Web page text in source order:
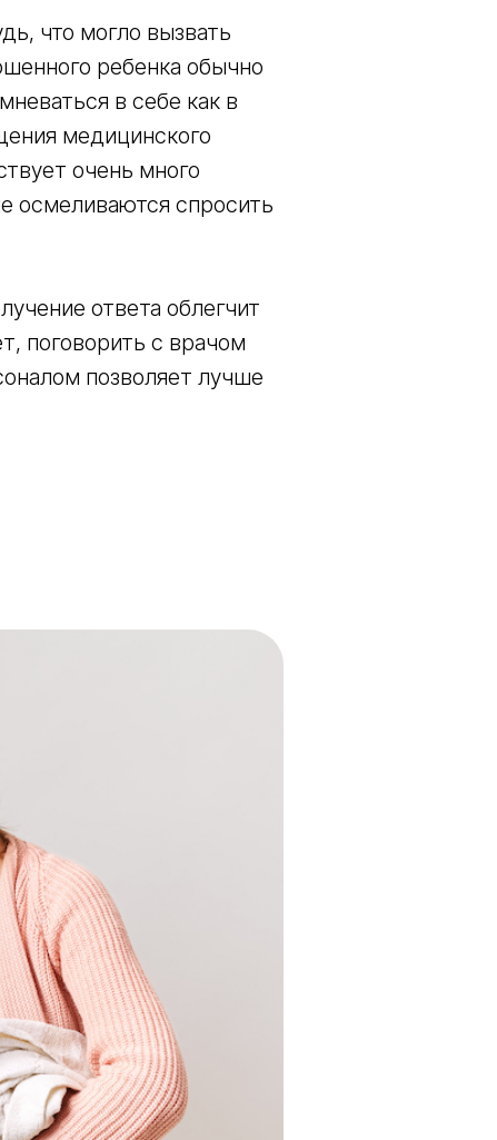
что могло вызвать
ребенка обычно
в себе как в
медицинского
очень много
осмеливаются спросить
ответа облегчит
поговорить с врачом
позволяет лучше